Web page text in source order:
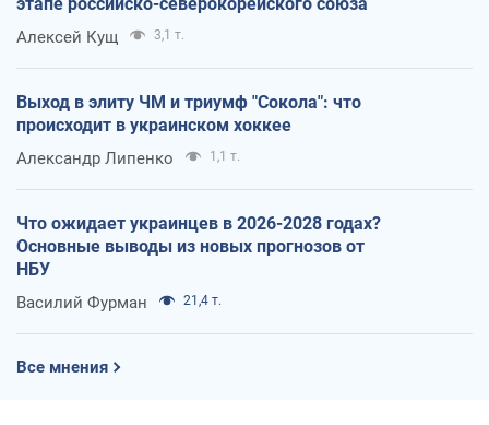
Алексей Кущ 3,1 т.
Выход в элиту ЧМ и триумф "Сокола": что
происходит в украинском хоккее
Александр Липенко 1,1 т.
Что ожидает украинцев в 2026-2028 годах?
Основные выводы из новых прогнозов от
НБУ
Василий Фурман 21,4 т.
Все мнения